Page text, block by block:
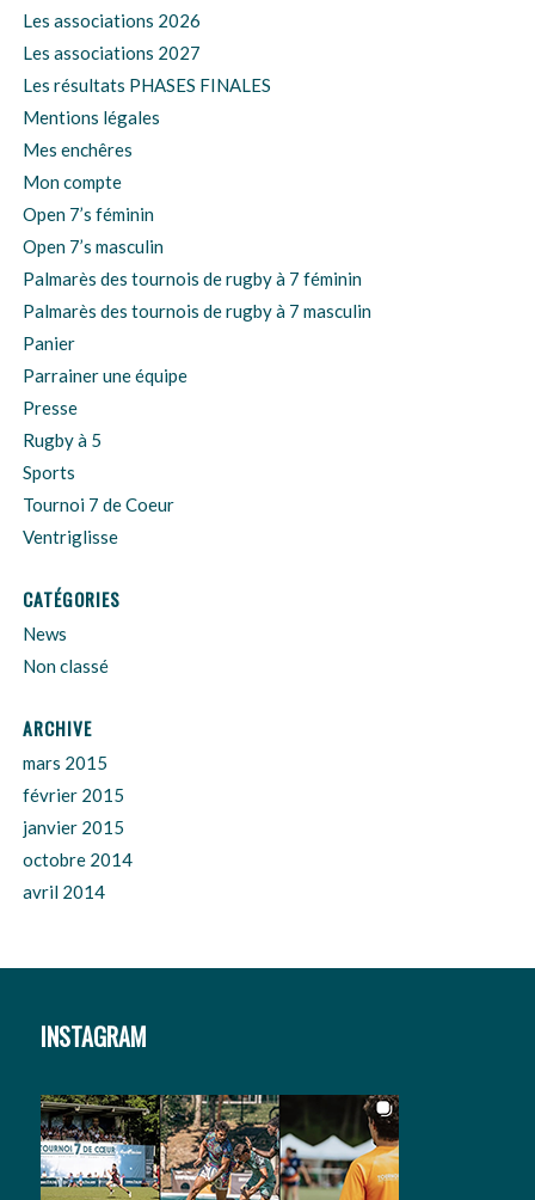
Les associations 2026
Les associations 2027
Les résultats PHASES FINALES
Mentions légales
Mes enchêres
Mon compte
Open 7’s féminin
Open 7’s masculin
Palmarès des tournois de rugby à 7 féminin
Palmarès des tournois de rugby à 7 masculin
Panier
Parrainer une équipe
Presse
Rugby à 5
Sports
Tournoi 7 de Coeur
Ventriglisse
CATÉGORIES
News
Non classé
ARCHIVE
mars 2015
février 2015
janvier 2015
octobre 2014
avril 2014
INSTAGRAM